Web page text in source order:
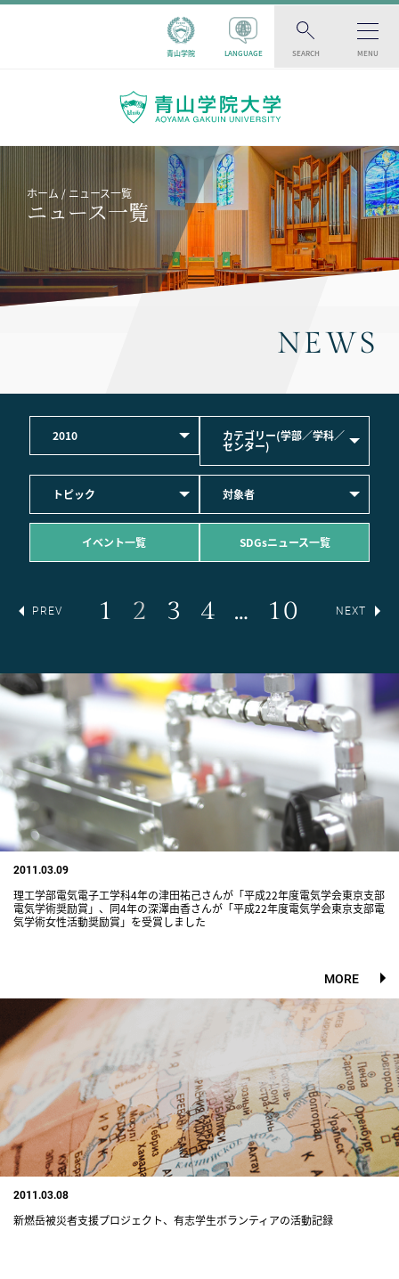
青山学院 LANGUAGE SEARCH MENU
ホーム ニュース一覧
ニュース一覧
NEWS
2010 カテゴリー(学部／学科／
センター)
トピック 対象者
イベント一覧 SDGsニュース一覧
PREV 1 2 3 4 … 10 NEXT
2011.03.09
理工学部電気電子工学科4年の津田祐己さんが「平成22年度電気学会東京支部
電気学術奨励賞」、同4年の深澤由香さんが「平成22年度電気学会東京支部電
気学術女性活動奨励賞」を受賞しました
MORE
2011.03.08
新燃岳被災者支援プロジェクト、有志学生ボランティアの活動記録